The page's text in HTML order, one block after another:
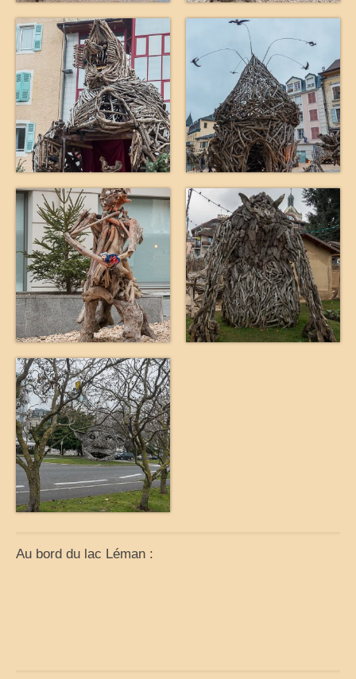
la grande escapade autour du monde
25 ans de voyage
camping-car en cavale
les évasions d’une catalane
champabreizh au gré du vent
Escapades
Cigalon en balade
voyage en liberté
voyages-camping-car
Partenaires
park4night
Aires de services en vue Panoramiques
Villages de France
loisirs voyages sports et culture (forum)
annuaire du camping-car
le site du cc (forum)
Au bord du lac Léman :